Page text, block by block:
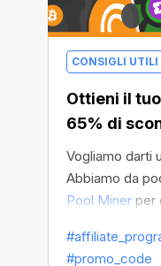
CONSIGLI UTILI
Ottieni il
65% di
Vogliamo darti
Abbiamo da
Pool Miner per
risparmiare
#promo_code